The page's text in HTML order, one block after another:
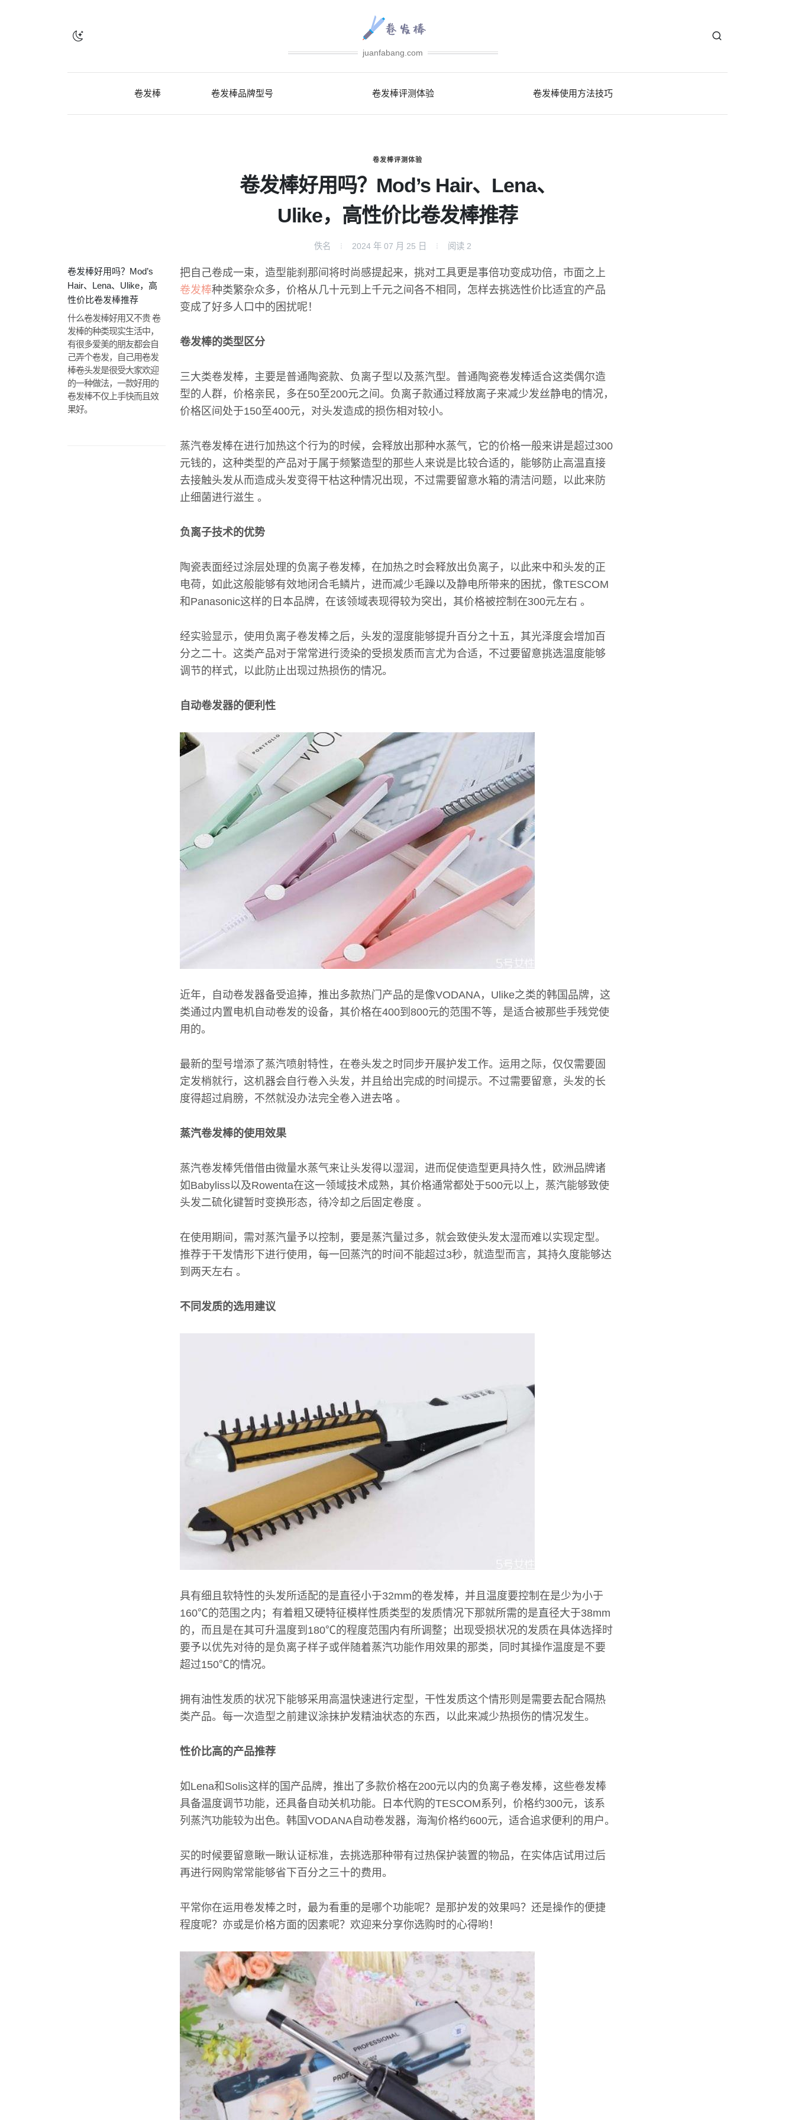
juanfabang.com
卷发棒 卷发棒品牌型号 卷发棒评测体验 卷发棒使用方法技巧
卷发棒评测体验
卷发棒好用吗？Mod’s Hair、Lena、
Ulike，高性价比卷发棒推荐
佚名 2024 年 07 月 25 日 阅读 2
卷发棒好用吗？Mod’s
Hair、Lena、Ulike，高
性价比卷发棒推荐
什么卷发棒好用又不贵 卷
发棒的种类现实生活中，
有很多爱美的朋友都会自
己弄个卷发，自己用卷发
棒卷头发是很受大家欢迎
的一种做法，一款好用的
卷发棒不仅上手快而且效
果好。
把自己卷成一束，造型能刹那间将时尚感提起来，挑对工具更是事倍功变成功倍，市面之上
卷发棒种类繁杂众多，价格从几十元到上千元之间各不相同，怎样去挑选性价比适宜的产品
变成了好多人口中的困扰呢！
卷发棒的类型区分
三大类卷发棒，主要是普通陶瓷款、负离子型以及蒸汽型。普通陶瓷卷发棒适合这类偶尔造
型的人群，价格亲民，多在50至200元之间。负离子款通过释放离子来减少发丝静电的情况，
价格区间处于150至400元，对头发造成的损伤相对较小。
蒸汽卷发棒在进行加热这个行为的时候，会释放出那种水蒸气，它的价格一般来讲是超过300
元钱的，这种类型的产品对于属于频繁造型的那些人来说是比较合适的，能够防止高温直接
去接触头发从而造成头发变得干枯这种情况出现，不过需要留意水箱的清洁问题，以此来防
止细菌进行滋生 。
负离子技术的优势
陶瓷表面经过涂层处理的负离子卷发棒，在加热之时会释放出负离子，以此来中和头发的正
电荷，如此这般能够有效地闭合毛鳞片，进而减少毛躁以及静电所带来的困扰，像TESCOM
和Panasonic这样的日本品牌，在该领域表现得较为突出，其价格被控制在300元左右 。
经实验显示，使用负离子卷发棒之后，头发的湿度能够提升百分之十五，其光泽度会增加百
分之二十。这类产品对于常常进行烫染的受损发质而言尤为合适，不过要留意挑选温度能够
调节的样式，以此防止出现过热损伤的情况。
自动卷发器的便利性
近年，自动卷发器备受追捧，推出多款热门产品的是像VODANA，Ulike之类的韩国品牌，这
类通过内置电机自动卷发的设备，其价格在400到800元的范围不等，是适合被那些手残党使
用的。
最新的型号增添了蒸汽喷射特性，在卷头发之时同步开展护发工作。运用之际，仅仅需要固
定发梢就行，这机器会自行卷入头发，并且给出完成的时间提示。不过需要留意，头发的长
度得超过肩膀，不然就没办法完全卷入进去咯 。
蒸汽卷发棒的使用效果
蒸汽卷发棒凭借借由微量水蒸气来让头发得以湿润，进而促使造型更具持久性，欧洲品牌诸
如Babyliss以及Rowenta在这一领域技术成熟，其价格通常都处于500元以上，蒸汽能够致使
头发二硫化键暂时变换形态，待冷却之后固定卷度 。
在使用期间，需对蒸汽量予以控制，要是蒸汽量过多，就会致使头发太湿而难以实现定型。
推荐于干发情形下进行使用，每一回蒸汽的时间不能超过3秒，就造型而言，其持久度能够达
到两天左右 。
不同发质的选用建议
具有细且软特性的头发所适配的是直径小于32mm的卷发棒，并且温度要控制在是少为小于
160℃的范围之内；有着粗又硬特征模样性质类型的发质情况下那就所需的是直径大于38mm
的，而且是在其可升温度到180℃的程度范围内有所调整；出现受损状况的发质在具体选择时
要予以优先对待的是负离子样子或伴随着蒸汽功能作用效果的那类，同时其操作温度是不要
超过150℃的情况。
拥有油性发质的状况下能够采用高温快速进行定型，干性发质这个情形则是需要去配合隔热
类产品。每一次造型之前建议涂抹护发精油状态的东西，以此来减少热损伤的情况发生。
性价比高的产品推荐
如Lena和Solis这样的国产品牌，推出了多款价格在200元以内的负离子卷发棒，这些卷发棒
具备温度调节功能，还具备自动关机功能。日本代购的TESCOM系列，价格约300元，该系
列蒸汽功能较为出色。韩国VODANA自动卷发器，海淘价格约600元，适合追求便利的用户。
买的时候要留意瞅一瞅认证标准，去挑选那种带有过热保护装置的物品，在实体店试用过后
再进行网购常常能够省下百分之三十的费用。
平常你在运用卷发棒之时，最为看重的是哪个功能呢？是那护发的效果吗？还是操作的便捷
程度呢？亦或是价格方面的因素呢？欢迎来分享你选购时的心得哟！